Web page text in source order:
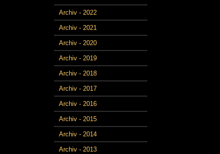
Archiv - 2022
Archiv - 2021
Archiv - 2020
Archiv - 2019
Archiv - 2018
Archiv - 2017
Archiv - 2016
Archiv - 2015
Archiv - 2014
Archiv - 2013